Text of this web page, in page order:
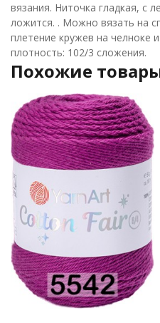
вязания. Ниточка гладкая, с
ложится. . Можно вязать на
плетение кружев на челноке
плотность: 102/3 сложения.
Похожие